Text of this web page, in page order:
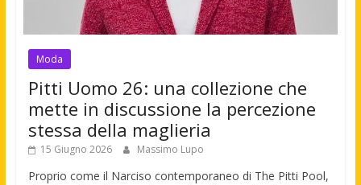
Moda
Pitti Uomo 26: una collezione che
mette in discussione la percezione
stessa della maglieria
15 Giugno 2026 Massimo Lupo
Proprio come il Narciso contemporaneo di The Pitti Pool,